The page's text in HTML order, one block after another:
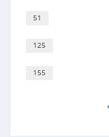
51
125
155